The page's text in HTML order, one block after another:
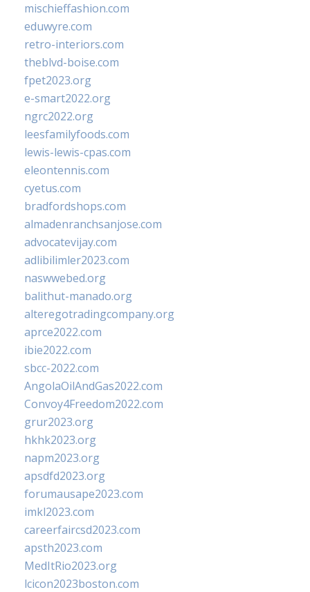
mischieffashion.com
eduwyre.com
retro-interiors.com
theblvd-boise.com
fpet2023.org
e-smart2022.org
ngrc2022.org
leesfamilyfoods.com
lewis-lewis-cpas.com
eleontennis.com
cyetus.com
bradfordshops.com
almadenranchsanjose.com
advocatevijay.com
adlibilimler2023.com
naswwebed.org
balithut-manado.org
alteregotradingcompany.org
aprce2022.com
ibie2022.com
sbcc-2022.com
AngolaOilAndGas2022.com
Convoy4Freedom2022.com
grur2023.org
hkhk2023.org
napm2023.org
apsdfd2023.org
forumausape2023.com
imkl2023.com
careerfaircsd2023.com
apsth2023.com
MedItRio2023.org
lcicon2023boston.com